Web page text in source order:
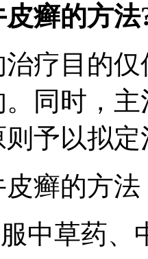
癣的方法
治疗目的
同时，
予以拟
癣的方法
中草药、